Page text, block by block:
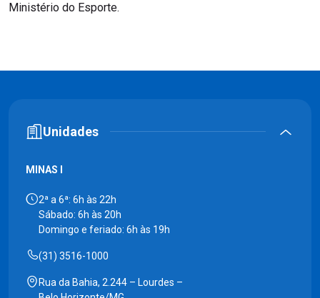
Ministério do Esporte.
Unidades
MINAS I
2ª a 6ª: 6h às 22h
Sábado: 6h às 20h
Domingo e feriado: 6h às 19h
(31) 3516-1000
Rua da Bahia, 2.244 – Lourdes –